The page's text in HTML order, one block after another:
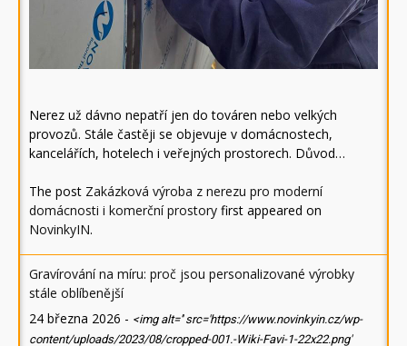
Nerez už dávno nepatří jen do továren nebo velkých
provozů. Stále častěji se objevuje v domácnostech,
kancelářích, hotelech i veřejných prostorech. Důvod…
The post Zakázková výroba z nerezu pro moderní
domácnosti i komerční prostory first appeared on
NovinkyIN.
Gravírování na míru: proč jsou personalizované výrobky
stále oblíbenější
24 března 2026 - <img alt='' src='https://www.novinkyin.cz/wp-
content/uploads/2023/08/cropped-001.-Wiki-Favi-1-22x22.png'